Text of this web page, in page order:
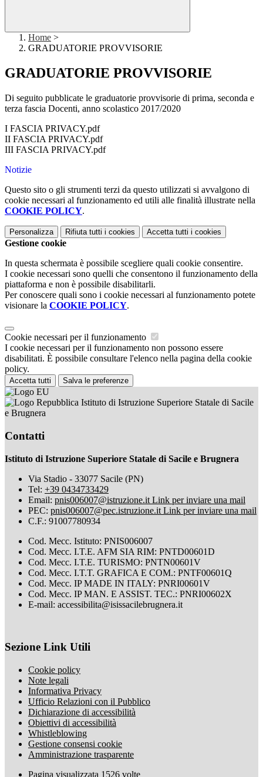
Home >
GRADUATORIE PROVVISORIE
GRADUATORIE PROVVISORIE
Di seguito pubblicate le graduatorie provvisorie di prima, seconda e
terza fascia Docenti, anno scolastico 2017/2020
I FASCIA PRIVACY.pdf
II FASCIA PRIVACY.pdf
III FASCIA PRIVACY.pdf
Notizie
Questo sito o gli strumenti terzi da questo utilizzati si avvalgono di
cookie necessari al funzionamento ed utili alle finalità illustrate nella
COOKIE POLICY.
Personalizza Rifiuta tutti i cookies Accetta tutti i cookies
Gestione cookie
In questa schermata è possibile scegliere quali cookie consentire.
I cookie necessari sono quelli che consentono il funzionamento della
piattaforma e non è possibile disabilitarli.
Per conoscere quali sono i cookie necessari al funzionamento potete
visionare la COOKIE POLICY.
Cookie necessari per il funzionamento
I cookie necessari per il funzionamento non possono essere
disabilitati. È possibile consultare l'elenco nella pagina della cookie
policy.
Accetta tutti Salva le preferenze
Istituto di Istruzione Superiore Statale di Sacile
e Brugnera
Contatti
Istituto di Istruzione Superiore Statale di Sacile e Brugnera
Via Stadio - 33077 Sacile (PN)
Tel: +39 0434733429
Email: pnis006007@istruzione.it Link per inviare una mail
PEC: pnis006007@pec.istruzione.it Link per inviare una mail
C.F.: 91007780934
Cod. Mecc. Istituto: PNIS006007
Cod. Mecc. I.T.E. AFM SIA RIM: PNTD00601D
Cod. Mecc. I.T.E. TURISMO: PNTN00601V
Cod. Mecc. I.T.T. GRAFICA E COM.: PNTF00601Q
Cod. Mecc. IP MADE IN ITALY: PNRI00601V
Cod. Mecc. IP MAN. E ASSIST. TEC.: PNRI00602X
E-mail: accessibilita@isissacilebrugnera.it
Sezione Link Utili
Cookie policy
Note legali
Informativa Privacy
Ufficio Relazioni con il Pubblico
Dichiarazione di accessibilità
Obiettivi di accessibilità
Whistleblowing
Gestione consensi cookie
Amministrazione trasparente
Pagina visualizzata 1526 volte